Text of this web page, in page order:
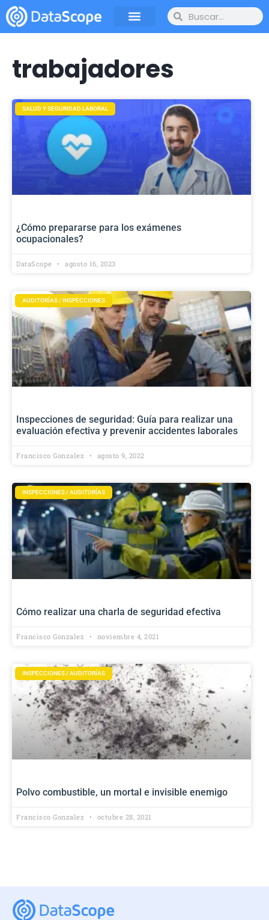
trabajadores
SALUD Y SEGURIDAD LABORAL
¿Cómo prepararse para los exámenes
ocupacionales?
DataScope agosto 16, 2023
AUDITORÍAS / INSPECCIONES
Inspecciones de seguridad: Guía para realizar una
evaluación efectiva y prevenir accidentes laborales
Francisco Gonzalez agosto 9, 2022
INSPECCIONES / AUDITORÍAS
Cómo realizar una charla de seguridad efectiva
Francisco Gonzalez noviembre 4, 2021
INSPECCIONES / AUDITORÍAS
Polvo combustible, un mortal e invisible enemigo
Francisco Gonzalez octubre 28, 2021